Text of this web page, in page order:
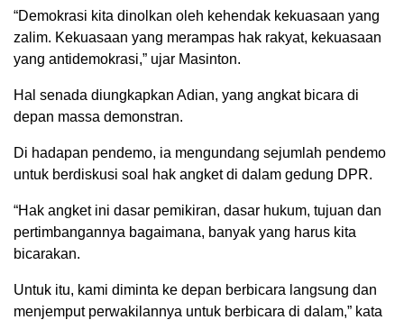
“Demokrasi kita dinolkan oleh kehendak kekuasaan yang
zalim. Kekuasaan yang merampas hak rakyat, kekuasaan
yang antidemokrasi,” ujar Masinton.
Hal senada diungkapkan Adian, yang angkat bicara di
depan massa demonstran.
Di hadapan pendemo, ia mengundang sejumlah pendemo
untuk berdiskusi soal hak angket di dalam gedung DPR.
“Hak angket ini dasar pemikiran, dasar hukum, tujuan dan
pertimbangannya bagaimana, banyak yang harus kita
bicarakan.
Untuk itu, kami diminta ke depan berbicara langsung dan
menjemput perwakilannya untuk berbicara di dalam,” kata